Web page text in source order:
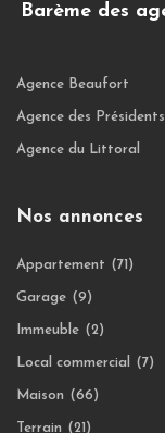
Barème des
Agence Beaufort
Agence des Présidents
Agence du Littoral
Nos annonces
Appartement (71)
Garage (9)
Immeuble (2)
Local commercial (7)
Maison (66)
Terrain (21)